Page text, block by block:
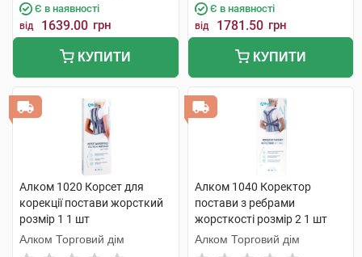
Є в наявності
від 1639.00 грн
КУПИТИ
Є в наявності
від 1781.50 грн
КУПИТИ
Алком 1020 Корсет для
корекції постави жорсткий
розмір 1 1 шт
Алком Торговий дім
Алком 1040 Коректор
постави з ребрами
жорсткості розмір 2 1 шт
Алком Торговий дім